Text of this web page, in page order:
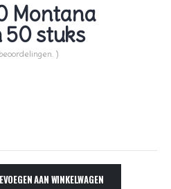
Montana
50 stuks
)
AAN WINKELWAGEN